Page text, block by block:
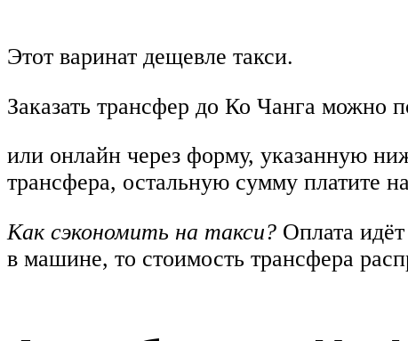
Этот варинат дещевле такси.
Заказать трансфер до Ко Чанга можно
или онлайн через форму, указанную
трансфера, остальную сумму платите
Как сэкономить на такси? Оплата
в машине, то стоимость трансфера